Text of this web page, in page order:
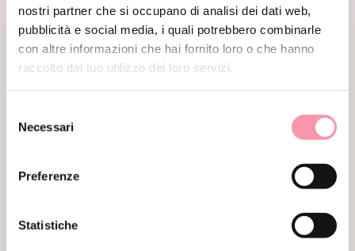
nostri partner che si occupano di analisi dei dati web,
pubblicità e social media, i quali potrebbero combinarle
con altre informazioni che hai fornito loro o che hanno
raccolto dal tuo utilizzo dei loro servizi.
delNecessari
Preferenze
Statistiche
PRODOTTI CORRELATI